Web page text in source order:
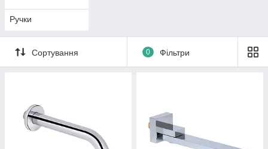
Ручки
Сортування 0 Фільтри